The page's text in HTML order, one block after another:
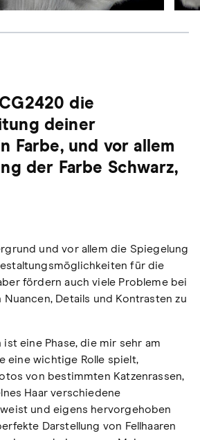
die
deiner
Farbe, und vor allem
der Farbe Schwarz,
und vor allem die Spiegelung
für die
fördern auch viele Probleme bei
Details und Kontrasten zu
eine Phase, die mir sehr am
eine wichtige Rolle spielt,
von bestimmten Katzenrassen,
Haar verschiedene
und eigens hervorgehoben
Darstellung von Fellhaaren